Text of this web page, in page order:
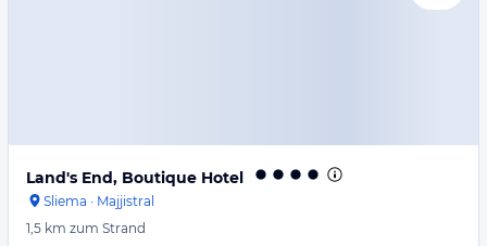
Land's End, Boutique Hotel
Sliema · Majjistral
1,5 km zum Strand